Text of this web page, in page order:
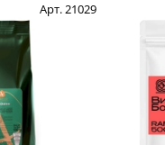
Арт. 21029